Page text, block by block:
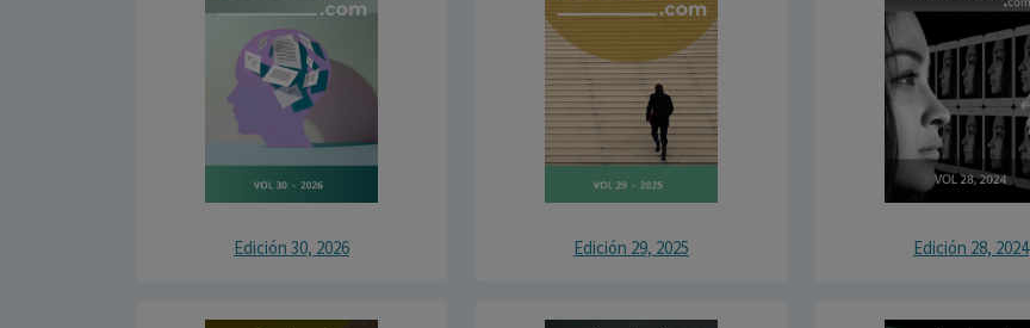
Edición 30, 2026 Edición 29, 2025 Edición 28, 2024